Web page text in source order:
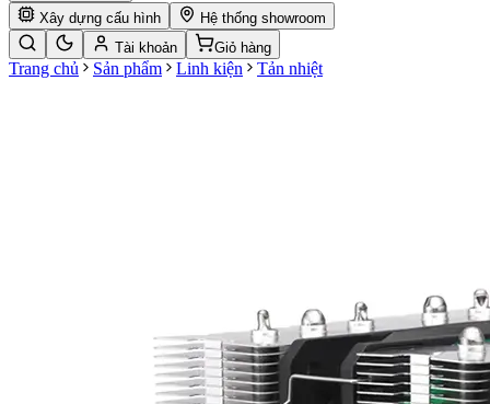
Xây dựng cấu hình
Hệ thống showroom
Tài khoản
Giỏ hàng
Trang chủ Sản phẩm Linh kiện Tản nhiệt